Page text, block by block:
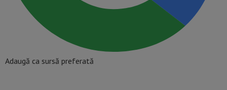
Adaugă ca sursă preferată